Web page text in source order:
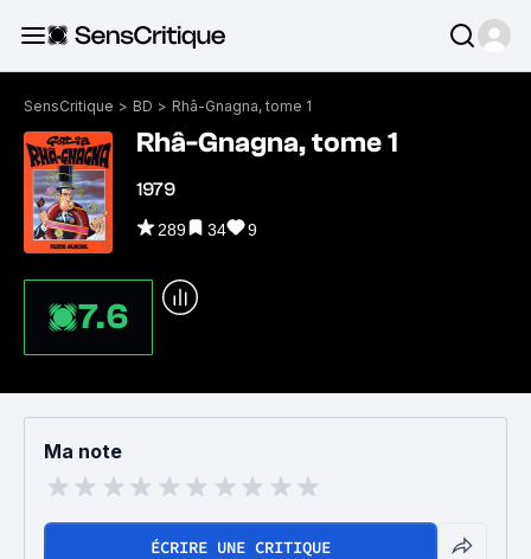
SensCritique > BD > Rhâ-Gnagna, tome 1
Rhâ-Gnagna, tome 1
1979
289 34 9
7.6
Ma note
ÉCRIRE UNE CRITIQUE